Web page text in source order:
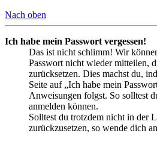
Nach oben
Ich habe mein Passwort vergessen!
Das ist nicht schlimm! Wir
Passwort nicht wieder mitteilen,
zurücksetzen. Dies machst du,
Seite auf „Ich habe mein
Anweisungen folgst. So solltest
anmelden können.
Solltest du trotzdem nicht in der
zurückzusetzen, so wende dich